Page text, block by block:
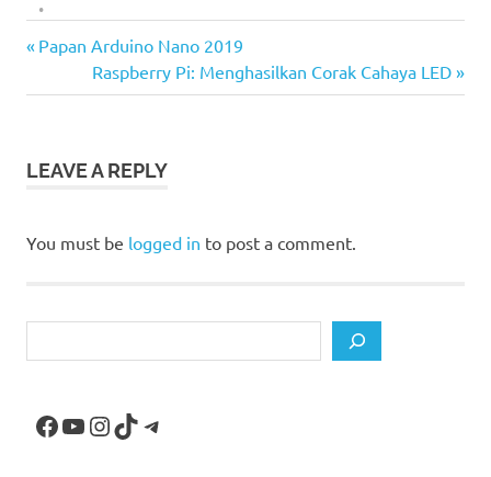
Raspberry
Daripada
Pembaz
Maker
Post
navigation
Previous
Papan Arduino Nano 2019
Next
Post:
Raspberry Pi: Menghasilkan Corak Cahaya LED
LEAVE A REPLY
You must be logged in to post a comment.
Facebook
YouTube
Instagram
TikTokTelegram